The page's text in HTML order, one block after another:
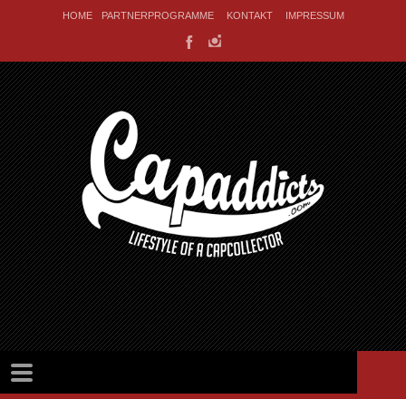
HOME PARTNERPROGRAMME KONTAKT IMPRESSUM